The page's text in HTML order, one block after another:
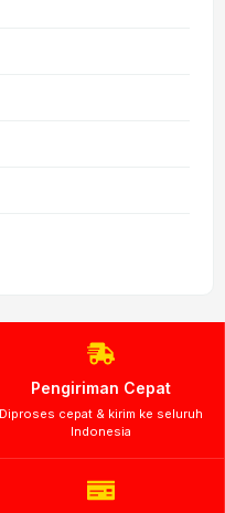
Pengiriman Cepat
Diproses cepat & kirim ke seluruh
Indonesia